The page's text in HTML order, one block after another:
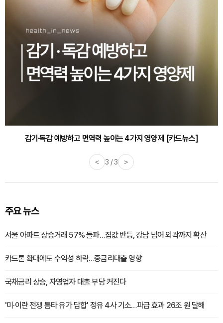
감기·독감 예방하고 면역력 높이는 4가지 영양제 [카드뉴스]
< 3 / 3 >
주요 뉴스
서울 아파트 상승거래 57% 돌파…집값 반등, 강남 넘어 외곽까지 확산
카드론 확대에도 수익성 하락…중금리대출 영향
국채금리 상승, 자영업자 대출 부담 커진다
'미·이란 전쟁 틈타 유가 담합' 정유 4사 기소…파급 효과 26조 원 달해